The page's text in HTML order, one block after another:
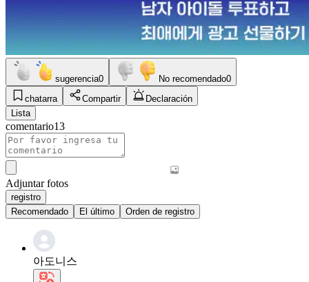
sugerencia0 No recomendado0
chatarra
Compartir
Declaración
Lista
comentario13
Adjuntar fotos
registro
Recomendado
El último Orden de registro
아도니스